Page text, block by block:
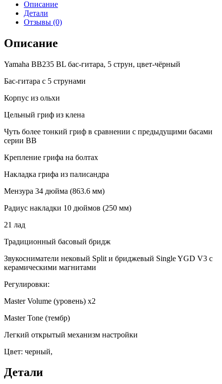
Описание
Детали
Отзывы (0)
Описание
Yamaha BB235 BL бас-гитара, 5 струн, цвет-чёрный
Бас-гитара с 5 струнами
Корпус из ольхи
Цельный гриф из клена
Чуть более тонкий гриф в сравнении с предыдущими басами
серии BB
Крепление грифа на болтах
Накладка грифа из палисандра
Мензура 34 дюйма (863.6 мм)
Радиус накладки 10 дюймов (250 мм)
21 лад
Традиционный басовый бридж
Звукосниматели нековый Split и бриджевый Single YGD V3 с
керамическими магнитами
Регулировки:
Master Volume (уровень) x2
Master Tone (тембр)
Легкий открытый механизм настройки
Цвет: черный,
Детали